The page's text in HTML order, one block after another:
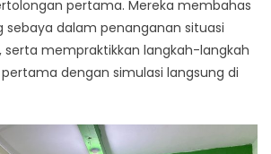
pertama. Mereka membahas
sebaya dalam penanganan situasi
mempraktikkan langkah-langkah
dengan simulasi langsung di